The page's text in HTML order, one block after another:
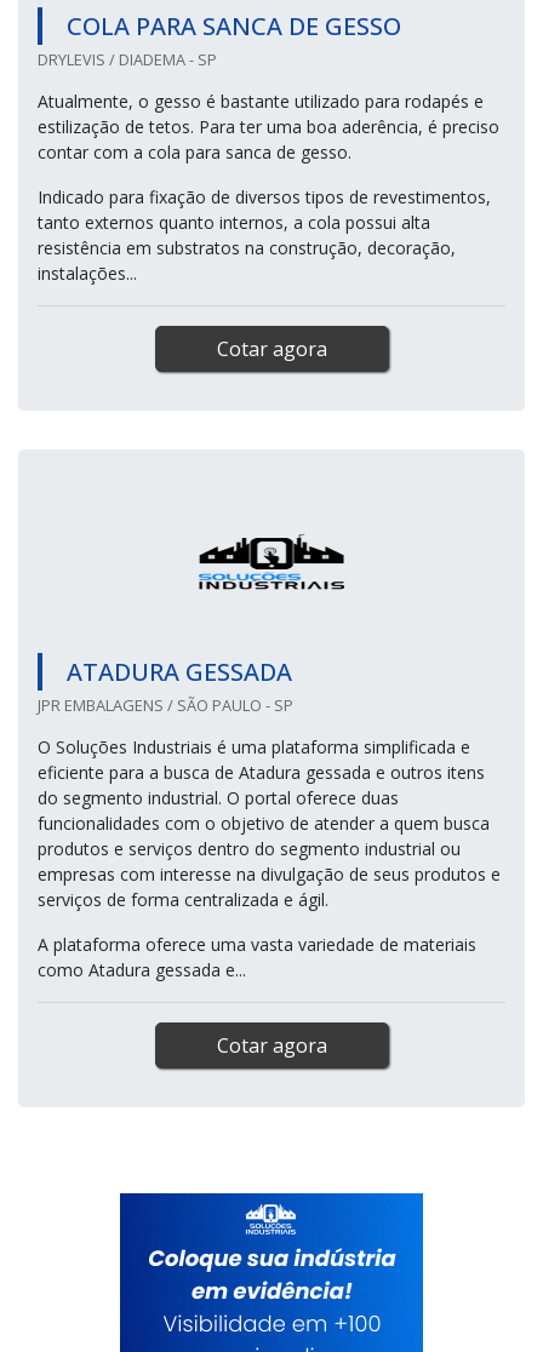
COLA PARA SANCA DE GESSO
DRYLEVIS / DIADEMA - SP
Atualmente, o gesso é bastante utilizado para rodapés e
estilização de tetos. Para ter uma boa aderência, é preciso
contar com a cola para sanca de gesso.
Indicado para fixação de diversos tipos de revestimentos,
tanto externos quanto internos, a cola possui alta
resistência em substratos na construção, decoração,
instalações...
Cotar agora
ATADURA GESSADA
JPR EMBALAGENS / SÃO PAULO - SP
O Soluções Industriais é uma plataforma simplificada e
eficiente para a busca de Atadura gessada e outros itens
do segmento industrial. O portal oferece duas
funcionalidades com o objetivo de atender a quem busca
produtos e serviços dentro do segmento industrial ou
empresas com interesse na divulgação de seus produtos e
serviços de forma centralizada e ágil.
A plataforma oferece uma vasta variedade de materiais
como Atadura gessada e...
Cotar agora